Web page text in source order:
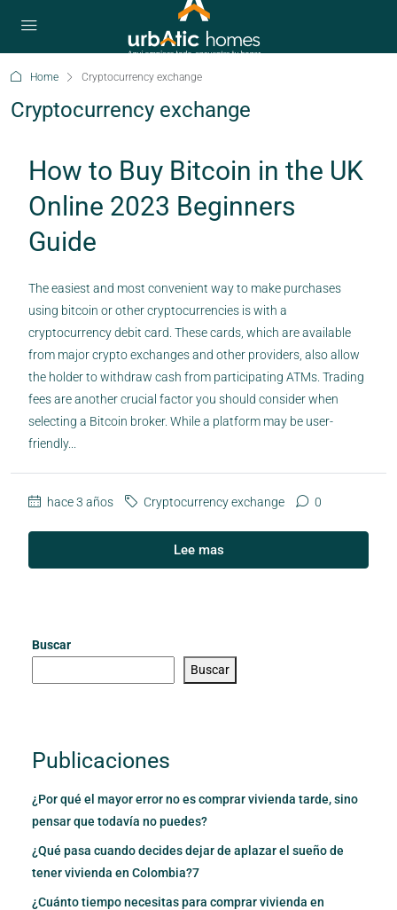
Home Cryptocurrency exchange
Cryptocurrency exchange
How to Buy Bitcoin in the UK
Online 2023 Beginners
Guide
The easiest and most convenient way to make purchases
using bitcoin or other cryptocurrencies is with a
cryptocurrency debit card. These cards, which are available
from major crypto exchanges and other providers, also allow
the holder to withdraw cash from participating ATMs. Trading
fees are another crucial factor you should consider when
selecting a Bitcoin broker. While a platform may be user-
friendly...
hace 3 años Cryptocurrency exchange 0
Lee mas
Buscar
Buscar
Publicaciones
¿Por qué el mayor error no es comprar vivienda tarde, sino
pensar que todavía no puedes?
¿Qué pasa cuando decides dejar de aplazar el sueño de
tener vivienda en Colombia?7
¿Cuánto tiempo necesitas para comprar vivienda en